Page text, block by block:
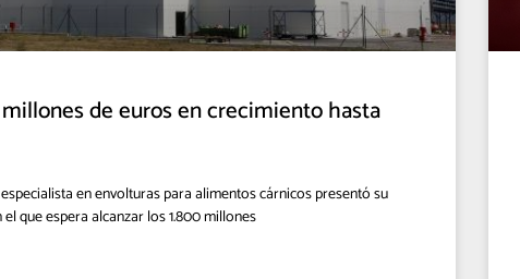
de euros en crecimiento hasta
en envolturas para alimentos cárnicos presentó su
que espera alcanzar los 1.800 millones